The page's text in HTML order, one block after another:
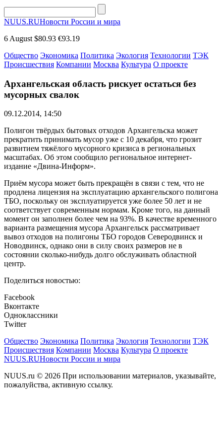
NUUS.RUНовости России и мира
6 August $80.93 €93.19
Общество Экономика Политика Экология Технологии ТЭК
Происшествия Компании Москва Культура О проекте
Архангельская область рискует остаться без
мусорных свалок
09.12.2014, 14:50
Полигон твёрдых бытовых отходов Архангельска может
прекратить принимать мусор уже с 10 декабря, что грозит
развитием тяжёлого мусорного кризиса в региональных
масштабах. Об этом сообщило региональное интернет-
издание «Двина-Информ».
Приём мусора может быть прекращён в связи с тем, что не
продлена лицензия на эксплуатацию архангельского полигона
ТБО, поскольку он эксплуатируется уже более 50 лет и не
соответствует современным нормам. Кроме того, на данный
момент он заполнен более чем на 93%. В качестве временного
варианта размещения мусора Архангельск рассматривает
вывоз отходов на полигоны ТБО городов Северодвинск и
Новодвинск, однако они в силу своих размеров не в
состоянии сколько-нибудь долго обслуживать областной
центр.
Поделиться новостью:
Facebook
Вконтакте
Одноклассники
Twitter
Общество Экономика Политика Экология Технологии ТЭК
Происшествия Компании Москва Культура О проекте
NUUS.RUНовости России и мира
NUUS.ru © 2026 При использовании материалов, указывайте,
пожалуйства, активную ссылку.